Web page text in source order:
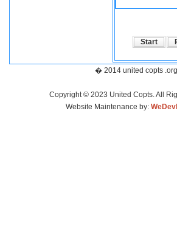
Start
� 2014 united copts .org
Copyright © 2023 United Copts. All
Website Maintenance by: